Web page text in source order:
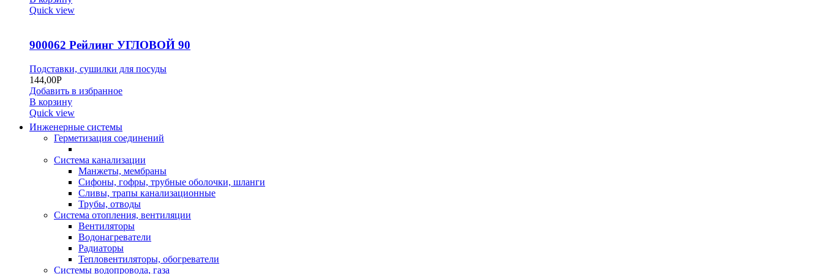
Quick view
900062 Рейлинг УГЛОВОЙ 90
Подставки, сушилки для посуды
144,00Р
Добавить в избранное
В корзину
Quick view
Инженерные системы
Герметизация соединений
Система канализации
Манжеты, мембраны
Сифоны, гофры, трубные оболочки, шланги
Сливы, трапы канализационные
Трубы, отводы
Система отопления, вентиляции
Вентиляторы
Водонагреватели
Радиаторы
Тепловентиляторы, обогреватели
Системы водопровода, газа